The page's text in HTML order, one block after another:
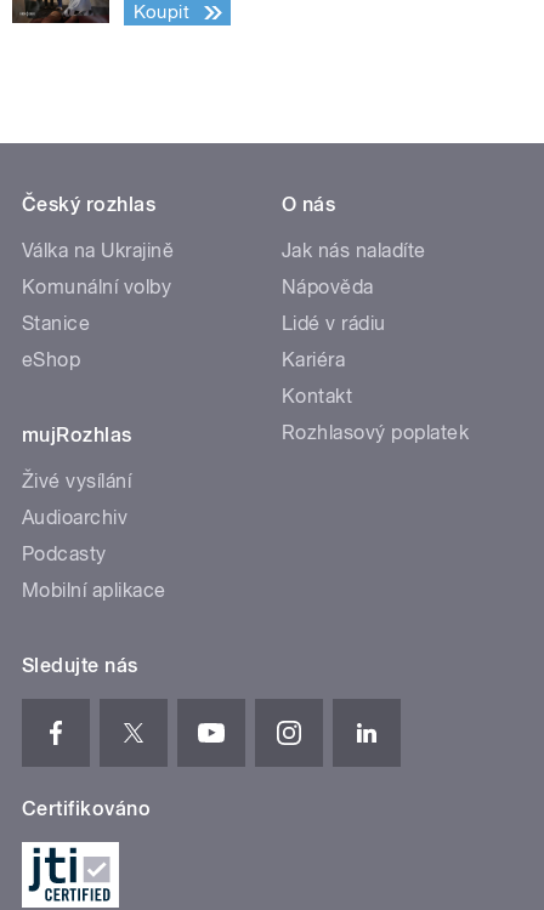
Koupit
Český rozhlas
Válka na Ukrajině
Komunální volby
Stanice
eShop
mujRozhlas
Živé vysílání
Audioarchiv
Podcasty
Mobilní aplikace
O nás
Jak nás naladíte
Nápověda
Lidé v rádiu
Kariéra
Kontakt
Rozhlasový poplatek
Sledujte nás
Certifikováno